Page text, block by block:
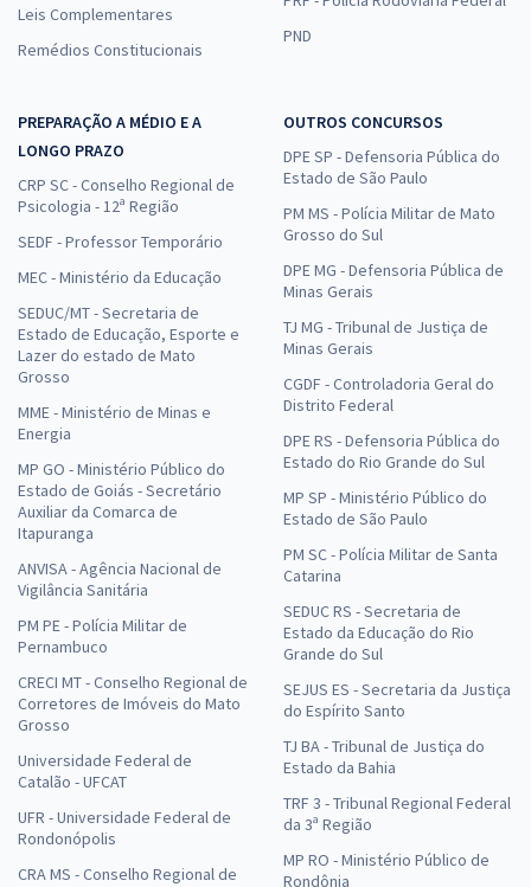
Leis Complementares
Remédios Constitucionais
PND
PREPARAÇÃO A MÉDIO E A
LONGO PRAZO
CRP SC - Conselho Regional de
Psicologia - 12ª Região
SEDF - Professor Temporário
MEC - Ministério da Educação
SEDUC/MT - Secretaria de
Estado de Educação, Esporte e
Lazer do estado de Mato
Grosso
MME - Ministério de Minas e
Energia
MP GO - Ministério Público do
Estado de Goiás - Secretário
Auxiliar da Comarca de
Itapuranga
ANVISA - Agência Nacional de
Vigilância Sanitária
PM PE - Polícia Militar de
Pernambuco
CRECI MT - Conselho Regional de
Corretores de Imóveis do Mato
Grosso
Universidade Federal de
Catalão - UFCAT
UFR - Universidade Federal de
Rondonópolis
CRA MS - Conselho Regional de
OUTROS CONCURSOS
DPE SP - Defensoria Pública do
Estado de São Paulo
PM MS - Polícia Militar de Mato
Grosso do Sul
DPE MG - Defensoria Pública de
Minas Gerais
TJ MG - Tribunal de Justiça de
Minas Gerais
CGDF - Controladoria Geral do
Distrito Federal
DPE RS - Defensoria Pública do
Estado do Rio Grande do Sul
MP SP - Ministério Público do
Estado de São Paulo
PM SC - Polícia Militar de Santa
Catarina
SEDUC RS - Secretaria de
Estado da Educação do Rio
Grande do Sul
SEJUS ES - Secretaria da Justiça
do Espírito Santo
TJ BA - Tribunal de Justiça do
Estado da Bahia
TRF 3 - Tribunal Regional Federal
da 3ª Região
MP RO - Ministério Público de
Rondônia